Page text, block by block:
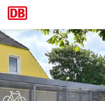
Verden (Aller)